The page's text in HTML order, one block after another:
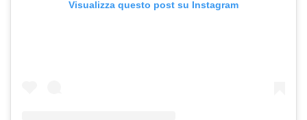
Visualizza questo post su Instagram